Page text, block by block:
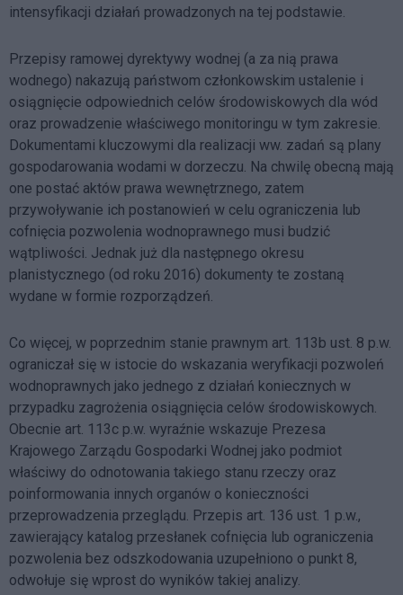
intensyfikacji działań prowadzonych na tej podstawie.
Przepisy ramowej dyrektywy wodnej (a za nią prawa
wodnego) nakazują państwom członkowskim ustalenie i
osiągnięcie odpowiednich celów środowiskowych dla wód
oraz prowadzenie właściwego monitoringu w tym zakresie.
Dokumentami kluczowymi dla realizacji ww. zadań są plany
gospodarowania wodami w dorzeczu. Na chwilę obecną mają
one postać aktów prawa wewnętrznego, zatem
przywoływanie ich postanowień w celu ograniczenia lub
cofnięcia pozwolenia wodnoprawnego musi budzić
wątpliwości. Jednak już dla następnego okresu
planistycznego (od roku 2016) dokumenty te zostaną
wydane w formie rozporządzeń.
Co więcej, w poprzednim stanie prawnym art. 113b ust. 8 p.w.
ograniczał się w istocie do wskazania weryfikacji pozwoleń
wodnoprawnych jako jednego z działań koniecznych w
przypadku zagrożenia osiągnięcia celów środowiskowych.
Obecnie art. 113c p.w. wyraźnie wskazuje Prezesa
Krajowego Zarządu Gospodarki Wodnej jako podmiot
właściwy do odnotowania takiego stanu rzeczy oraz
poinformowania innych organów o konieczności
przeprowadzenia przeglądu. Przepis art. 136 ust. 1 p.w.,
zawierający katalog przesłanek cofnięcia lub ograniczenia
pozwolenia bez odszkodowania uzupełniono o punkt 8,
odwołuje się wprost do wyników takiej analizy.